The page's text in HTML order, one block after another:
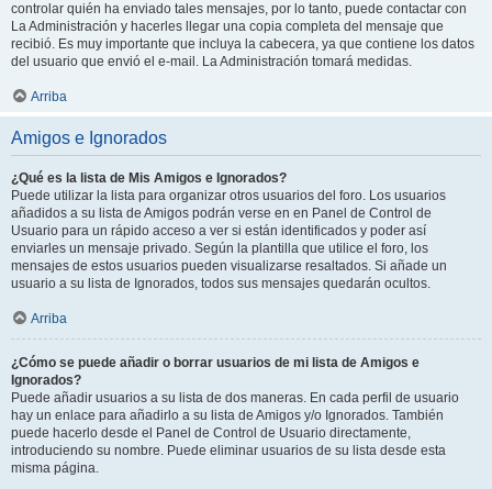
controlar quién ha enviado tales mensajes, por lo tanto, puede contactar con
La Administración y hacerles llegar una copia completa del mensaje que
recibió. Es muy importante que incluya la cabecera, ya que contiene los datos
del usuario que envió el e-mail. La Administración tomará medidas.
Arriba
Amigos e Ignorados
¿Qué es la lista de Mis Amigos e Ignorados?
Puede utilizar la lista para organizar otros usuarios del foro. Los usuarios
añadidos a su lista de Amigos podrán verse en en Panel de Control de
Usuario para un rápido acceso a ver si están identificados y poder así
enviarles un mensaje privado. Según la plantilla que utilice el foro, los
mensajes de estos usuarios pueden visualizarse resaltados. Si añade un
usuario a su lista de Ignorados, todos sus mensajes quedarán ocultos.
Arriba
¿Cómo se puede añadir o borrar usuarios de mi lista de Amigos e
Ignorados?
Puede añadir usuarios a su lista de dos maneras. En cada perfil de usuario
hay un enlace para añadirlo a su lista de Amigos y/o Ignorados. También
puede hacerlo desde el Panel de Control de Usuario directamente,
introduciendo su nombre. Puede eliminar usuarios de su lista desde esta
misma página.